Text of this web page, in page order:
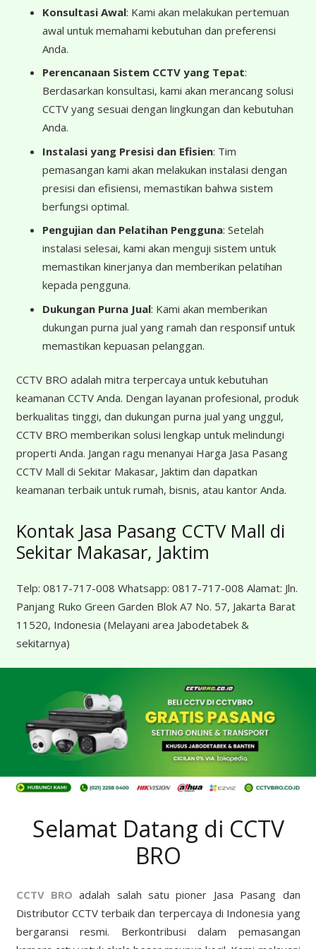
Konsultasi Awal: Kami akan melakukan pertemuan
awal untuk memahami kebutuhan dan preferensi
Anda.
Perencanaan Sistem CCTV yang Tepat:
Berdasarkan konsultasi, kami akan merancang solusi
CCTV yang sesuai dengan lingkungan dan kebutuhan
Anda.
Instalasi yang Presisi dan Efisien: Tim
pemasangan kami akan melakukan instalasi dengan
presisi dan efisiensi, memastikan bahwa sistem
berfungsi optimal.
Pengujian dan Pelatihan Pengguna: Setelah
instalasi selesai, kami akan menguji sistem untuk
memastikan kinerjanya dan memberikan pelatihan
kepada pengguna.
Dukungan Purna Jual: Kami akan memberikan
dukungan purna jual yang ramah dan responsif untuk
memastikan kepuasan pelanggan.
CCTV BRO adalah mitra terpercaya untuk kebutuhan
keamanan CCTV Anda. Dengan layanan profesional, produk
berkualitas tinggi, dan dukungan purna jual yang unggul,
CCTV BRO memberikan solusi lengkap untuk melindungi
properti Anda. Jangan ragu menanyai Harga Jasa Pasang
CCTV Mall di Sekitar Makasar, Jaktim dan dapatkan
keamanan terbaik untuk rumah, bisnis, atau kantor Anda.
Kontak Jasa Pasang CCTV Mall di
Sekitar Makasar, Jaktim
Telp: 0817-717-008 Whatsapp: 0817-717-008 Alamat: Jln.
Panjang Ruko Green Garden Blok A7 No. 57, Jakarta Barat
11520, Indonesia (Melayani area Jabodetabek &
sekitarnya)
Selamat Datang di CCTV
BRO
CCTV BRO adalah salah satu pioner Jasa Pasang dan
Distributor CCTV terbaik dan terpercaya di Indonesia yang
bergaransi resmi. Berkontribusi dalam pemasangan